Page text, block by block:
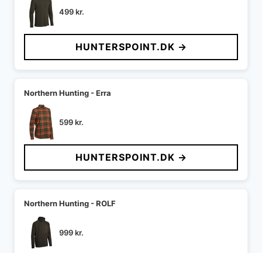
499kr.
HUNTERSPOINT.DK →
Northern Hunting - Erra
599kr.
HUNTERSPOINT.DK →
Northern Hunting - ROLF
999kr.